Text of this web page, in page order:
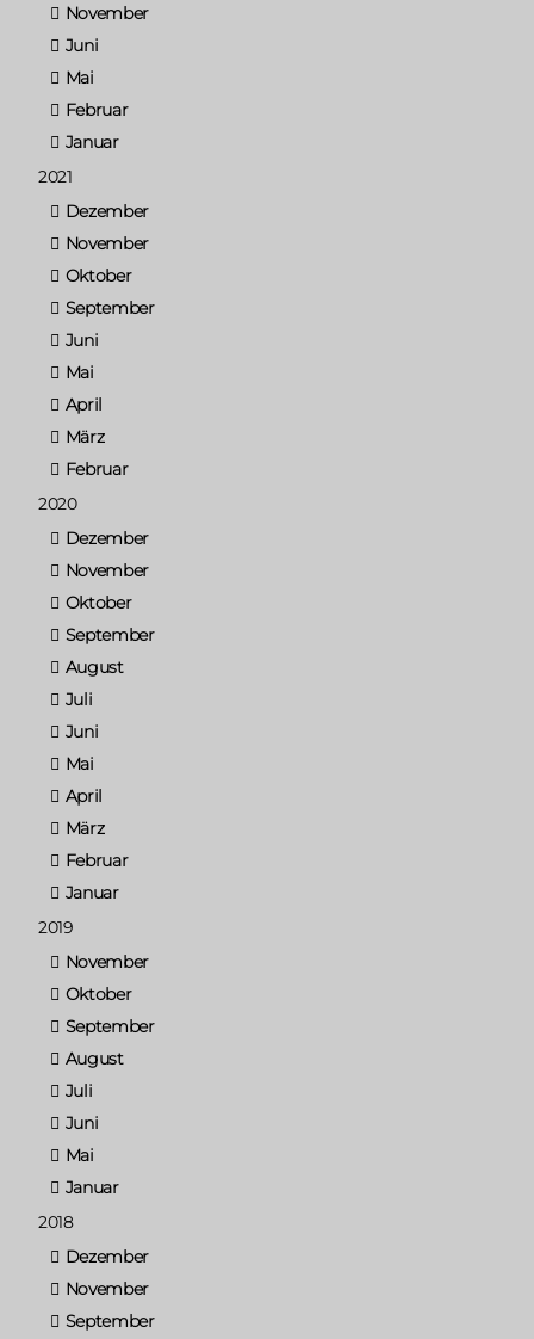
November
Juni
Mai
Februar
Januar
2021
Dezember
November
Oktober
September
Juni
Mai
April
März
Februar
2020
Dezember
November
Oktober
September
August
Juli
Juni
Mai
April
März
Februar
Januar
2019
November
Oktober
September
August
Juli
Juni
Mai
Januar
2018
Dezember
November
September